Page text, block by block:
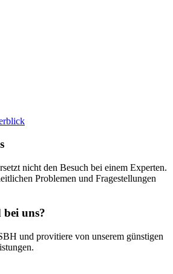
nicht den Besuch bei einem Experten.
Problemen und Fragestellungen
uns?
und provitiere von unserem günstigen